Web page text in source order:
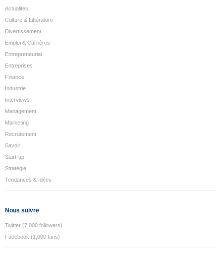
Actualités
Culture & Littérature
Divertissement
Emploi & Carrières
Entrepreneuriat
Entreprises
Finance
Industrie
Interviews
Management
Marketing
Recrutement
Savoir
Start-up
Stratégie
Tendances & Idées
Nous suivre
Twitter (7,000 followers)
Facebook (1,000 fans)